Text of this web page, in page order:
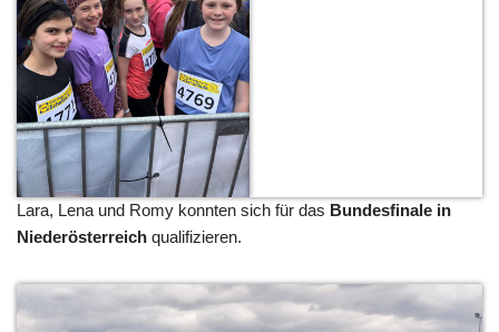
Lara, Lena und Romy konnten sich für das Bundesfinale in
Niederösterreich qualifizieren.